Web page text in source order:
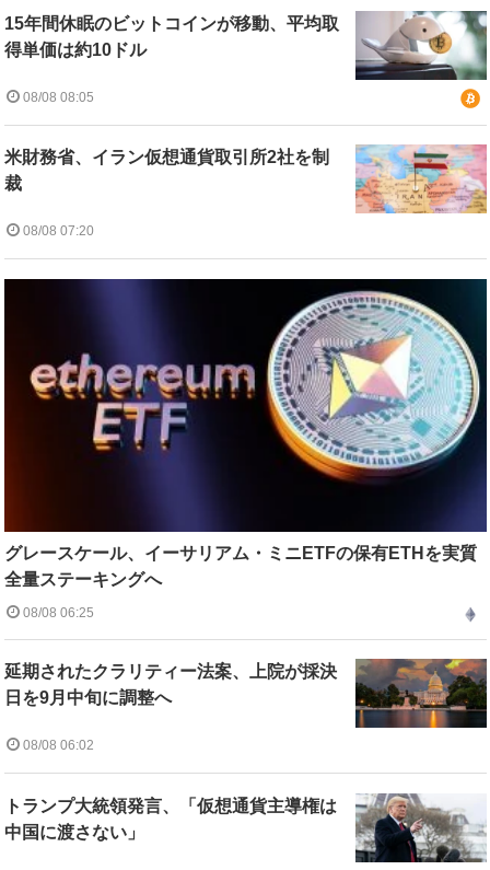
15年間休眠のビットコインが移動、平均取
得単価は約10ドル
08/08 08:05
米財務省、イラン仮想通貨取引所2社を制
裁
08/08 07:20
グレースケール、イーサリアム・ミニETFの保有ETHを実質
全量ステーキングへ
08/08 06:25
延期されたクラリティー法案、上院が採決
日を9月中旬に調整へ
08/08 06:02
トランプ大統領発言、「仮想通貨主導権は
中国に渡さない」